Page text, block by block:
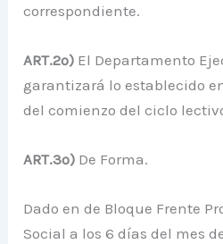
correspondiente.
ART.2º) El Departamento
garantizará lo establecido
del comienzo del ciclo
ART.3º) De Forma.
Dado en de Bloque Frente
Social a los 6 días del mes